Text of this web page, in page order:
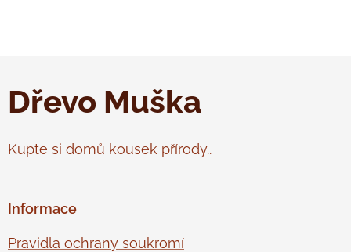
Dřevo Muška
Kupte si domů kousek přírody..
Informace
Pravidla ochrany soukromí